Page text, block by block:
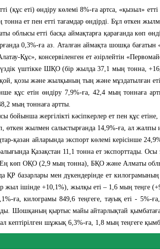
(құс еті) өндіру көлемі 8%-ға артса, «қызыл»
ет пен етті тағамдар өндірді. Бұл өткен
облысы етті басқа аймақтарға қарағанда
0,3%-ға аз. Аталған аймақта шошқа
Құс», консервіленген ет әзірлейтін
үштікке ШҚО (бір жылда 37,1 мың тонна,
қозы және жылқының тың және мұздатылған
құс етін өндіру 7,9%-ға, 42,4 мың тоннаға
мың тоннаға артты.
бойынша жергілікті кәсіпкерлер ет пен құс
өткен жылмен салыстырғанда 14,9%-ға, ал жалпы
қазан айларында экспорт көлемі керісінше
Қазақстан 11,1 тонна ет экспорттады.
Ең көп ОҚО (2,9 мың тонна), БҚО және Алматы
ҚР базарлары мен дүкендерінде ет
жыл ішінде +10,1%), жылқы еті – 1,6 мың теңге
ға, килограмы 849,6 теңгеге, тауық еті - 5%-
Шошқаның қыртыс майы айтарлықтай
кептірілген шұжық 6,3%-ға, 1,8 мың теңгеге